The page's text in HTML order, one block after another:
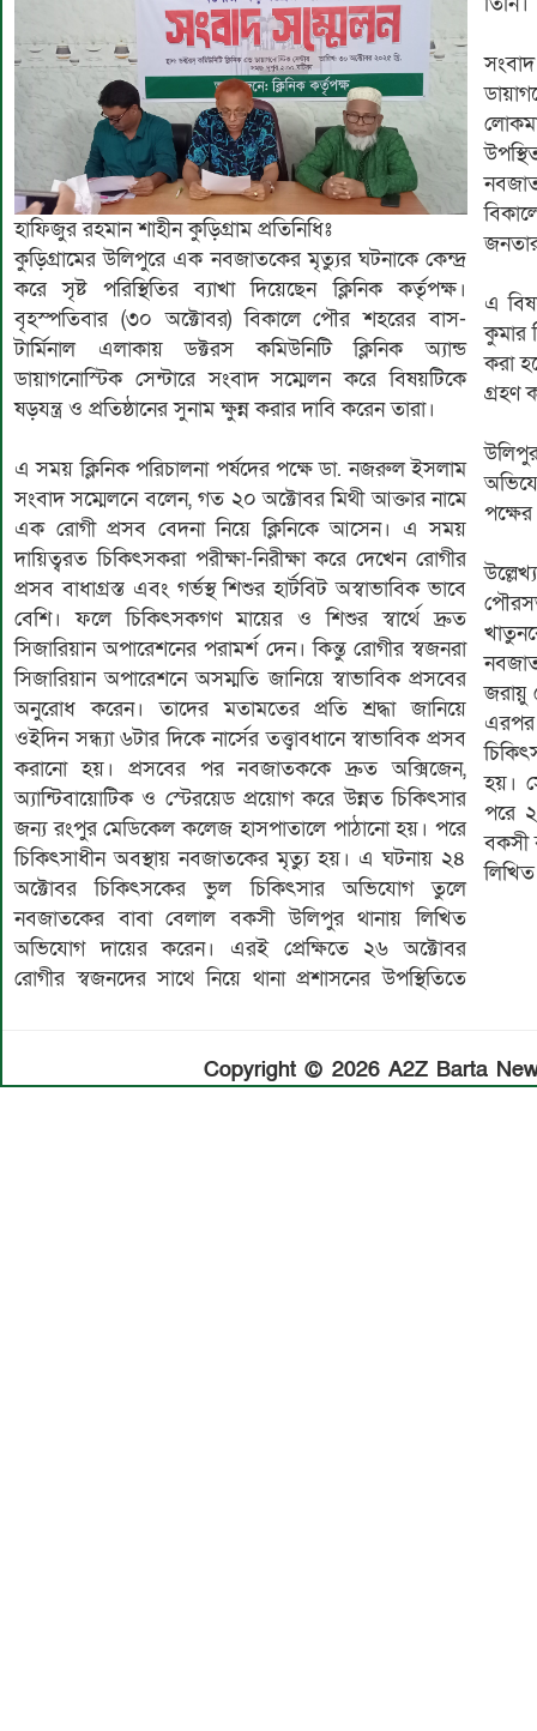
হাফিজুর রহমান শাহীন কুড়িগ্রাম প্রতিনিধিঃ
‎কুড়িগ্রামের উলিপুরে এক নবজাতকের মৃত্যুর ঘটনাকে কেন্দ্র
করে সৃষ্ট পরিস্থিতির ব্যাখা দিয়েছেন ক্লিনিক কর্তৃপক্ষ।
বৃহস্পতিবার (৩০ অক্টোবর) বিকালে পৌর শহরের বাস-
টার্মিনাল এলাকায় ডক্টরস কমিউনিটি ক্লিনিক অ্যান্ড
ডায়াগনোস্টিক সেন্টারে সংবাদ সম্মেলন করে বিষয়টিকে
ষড়যন্ত্র ও প্রতিষ্ঠানের সুনাম ক্ষুন্ন করার দাবি করেন তারা।
‎এ সময় ক্লিনিক পরিচালনা পর্ষদের পক্ষে ডা. নজরুল ইসলাম
সংবাদ সম্মেলনে বলেন, গত ২০ অক্টোবর মিথী আক্তার নামে
এক রোগী প্রসব বেদনা নিয়ে ক্লিনিকে আসেন। এ সময়
দায়িত্বরত চিকিৎসকরা পরীক্ষা-নিরীক্ষা করে দেখেন রোগীর
প্রসব বাধাগ্রস্ত এবং গর্ভস্থ শিশুর হার্টবিট অস্বাভাবিক ভাবে
বেশি। ফলে চিকিৎসকগণ মায়ের ও শিশুর স্বার্থে দ্রুত
সিজারিয়ান অপারেশনের পরামর্শ দেন। কিন্তু রোগীর স্বজনরা
সিজারিয়ান অপারেশনে অসম্মতি জানিয়ে স্বাভাবিক প্রসবের
অনুরোধ করেন। তাদের মতামতের প্রতি শ্রদ্ধা জানিয়ে
ওইদিন সন্ধ্যা ৬টার দিকে নার্সের তত্ত্বাবধানে স্বাভাবিক প্রসব
করানো হয়। প্রসবের পর নবজাতককে দ্রুত অক্সিজেন,
অ্যান্টিবায়োটিক ও স্টেরয়েড প্রয়োগ করে উন্নত চিকিৎসার
জন্য রংপুর মেডিকেল কলেজ হাসপাতালে পাঠানো হয়। পরে
চিকিৎসাধীন অবস্থায় নবজাতকের মৃত্যু হয়। এ ঘটনায় ২৪
অক্টোবর চিকিৎসকের ভুল চিকিৎসার অভিযোগ তুলে
নবজাতকের বাবা বেলাল বকসী উলিপুর থানায় লিখিত
অভিযোগ দায়ের করেন। এরই প্রেক্ষিতে ২৬ অক্টোবর
রোগীর স্বজনদের সাথে নিয়ে থানা প্রশাসনের উপস্থিতিতে
‎এ
কুমার
করা
গ্রহণ
জরায়ু
এরপর
হয়।
পরে
বকসী
Copyright © 2026 A2Z Barta